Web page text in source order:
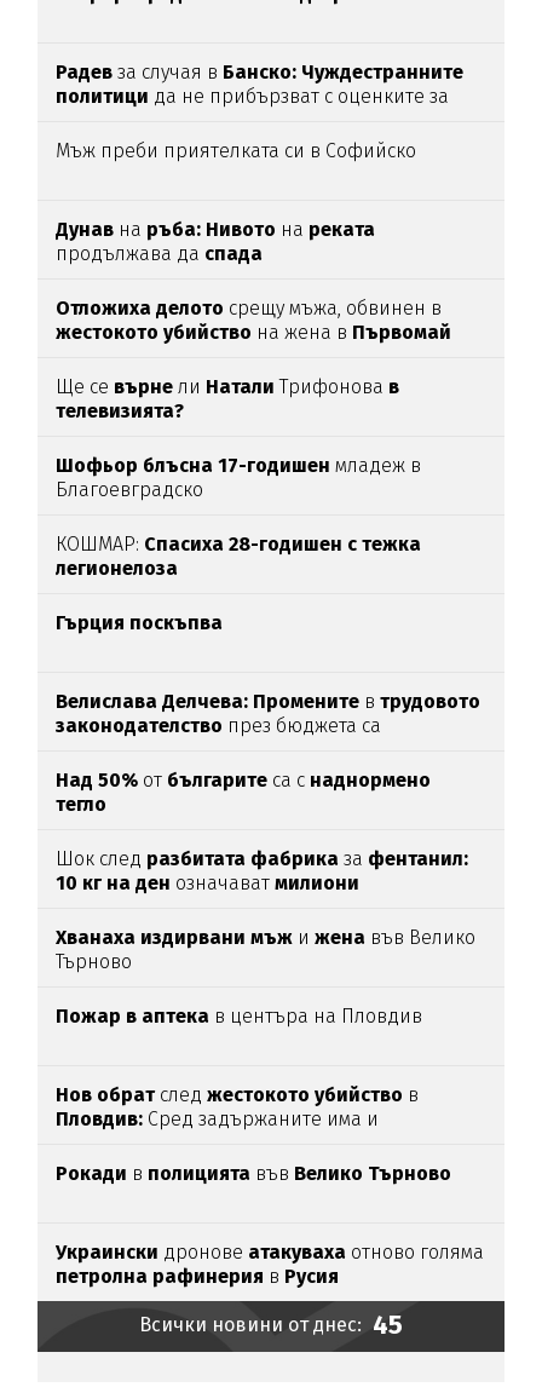
Радевза случая в Банско: Чуждестранните
политици да не прибързват с оценките за
Мъж преби приятелката си в Софийско
Дунав на ръба: Нивото на реката
продължава да спада
Отложиха делото срещу мъжа, обвинен в
жестокото убийство на жена в Първомай
Ще се върнели НаталиТрифонова в
телевизията?
Шофьор блъсна 17-годишенмладеж в
Благоевградско
КОШМАР: Спасиха 28-годишен с тежка
легионелоза
Гърция поскъпва
Велислава Делчева: Промените втрудовото
законодателство през бюджета са
Над 50% от българите са с наднормено
тегло
Шок след разбитата фабрика за фентанил:
10 кг на ден означават милиони
Хванаха издирвани мъж ижена във Велико
Търново
Пожар в аптека в центъра на Пловдив
Нов обрат следжестокото убийство в
Пловдив: Сред задържаните има и
Рокади в полицията във Велико Търново
Украински дронове атакуваха отново голяма
петролна рафинерия в Русия
Всички новини от днес: 45